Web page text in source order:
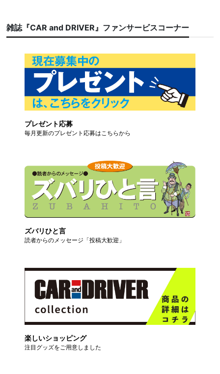
雑誌『CAR and DRIVER』ファンサービスコーナー
プレゼント応募
毎月更新のプレゼント応募はこちらから
ズバリひと言
読者からのメッセージ「投稿大歓迎」
楽しいショッピング
注目グッズをご用意しました